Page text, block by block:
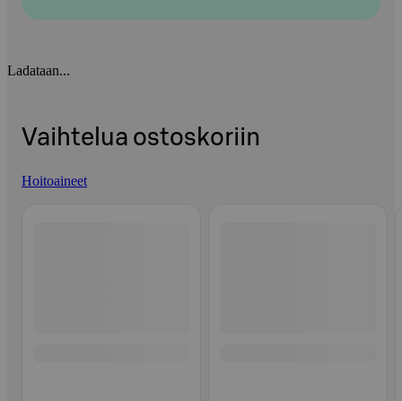
Ladataan...
Vaihtelua ostoskoriin
Hoitoaineet